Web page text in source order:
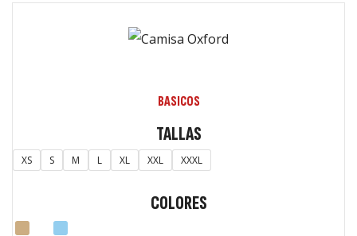
BASICOS
TALLAS
XS S M L XL XXL XXXL
COLORES